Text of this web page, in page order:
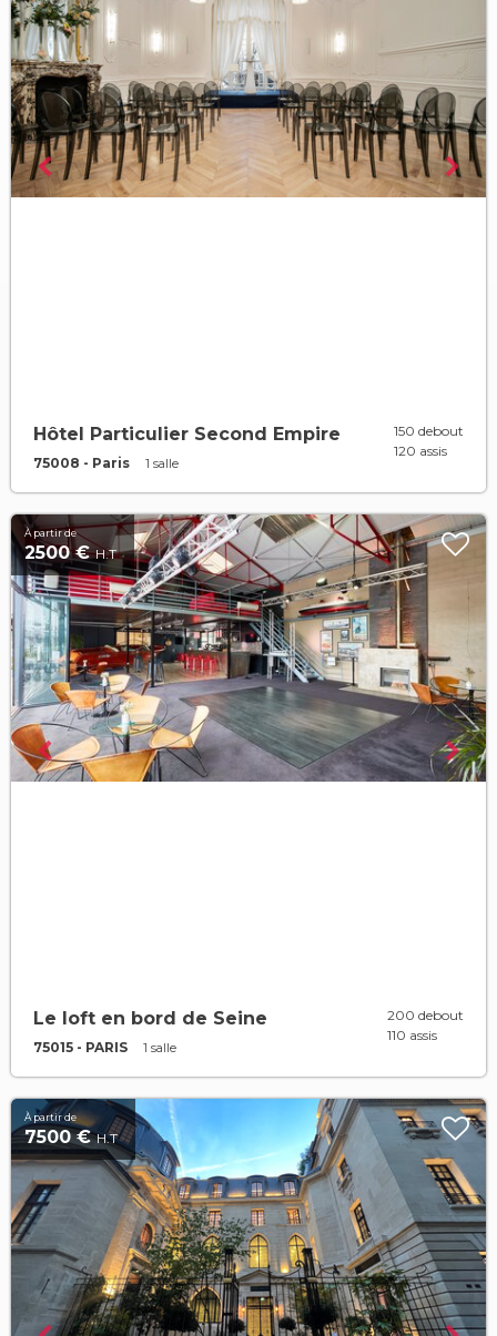
Hôtel Particulier Second Empire
75008 - Paris 1 salle
150 debout
120 assis
À partir de
2500 €H.T
Le loft en bord de Seine
75015 - PARIS 1 salle
200 debout
110 assis
À partir de
7500 €H.T